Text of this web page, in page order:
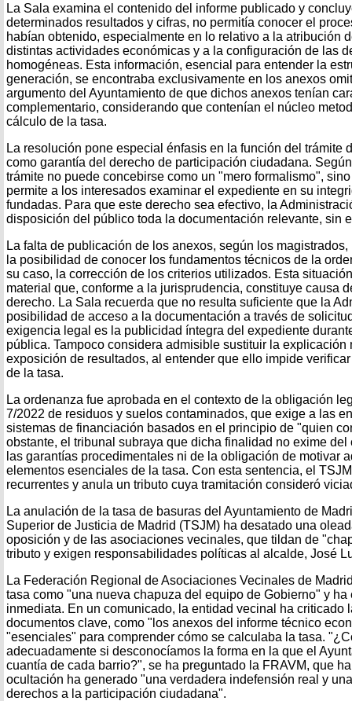
La Sala examina el contenido del informe publicado y
determinados resultados y cifras, no permitía conocer el
habían obtenido, especialmente en lo relativo a la atribución
distintas actividades económicas y a la configuración de las
homogéneas. Esta información, esencial para entender la
generación, se encontraba exclusivamente en los anexos
argumento del Ayuntamiento de que dichos anexos tenían
complementario, considerando que contenían el núcleo
cálculo de la tasa.
La resolución pone especial énfasis en la función del trámite
como garantía del derecho de participación ciudadana.
trámite no puede concebirse como un "mero formalismo",
permite a los interesados examinar el expediente en su
fundadas. Para que este derecho sea efectivo, la
disposición del público toda la documentación relevante, sin
La falta de publicación de los anexos, según los
la posibilidad de conocer los fundamentos técnicos de la
su caso, la corrección de los criterios utilizados. Esta
material que, conforme a la jurisprudencia, constituye causa
derecho. La Sala recuerda que no resulta suficiente que la
posibilidad de acceso a la documentación a través de
exigencia legal es la publicidad íntegra del expediente
pública. Tampoco considera admisible sustituir la explicación
exposición de resultados, al entender que ello impide
de la tasa.
La ordenanza fue aprobada en el contexto de la obligación
7/2022 de residuos y suelos contaminados, que exige a las
sistemas de financiación basados en el principio de "quien
obstante, el tribunal subraya que dicha finalidad no exime
las garantías procedimentales ni de la obligación de motivar
elementos esenciales de la tasa. Con esta sentencia, el
recurrentes y anula un tributo cuya tramitación consideró
La anulación de la tasa de basuras del Ayuntamiento de
Superior de Justicia de Madrid (TSJM) ha desatado una
oposición y de las asociaciones vecinales, que tildan de
tributo y exigen responsabilidades políticas al alcalde, José
La Federación Regional de Asociaciones Vecinales de
tasa como "una nueva chapuza del equipo de Gobierno" y
inmediata. En un comunicado, la entidad vecinal ha criticado
documentos clave, como "los anexos del informe técnico
"esenciales" para comprender cómo se calculaba la tasa.
adecuadamente si desconocíamos la forma en la que el
cuantía de cada barrio?", se ha preguntado la FRAVM, que
ocultación ha generado "una verdadera indefensión real y
derechos a la participación ciudadana".